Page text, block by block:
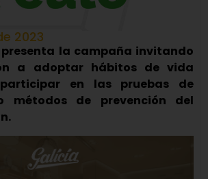
2023
presenta la campaña invitando
a adoptar hábitos de vida
en las pruebas de
métodos de prevención del